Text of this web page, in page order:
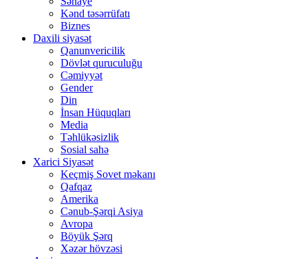
Kənd təsərrüfatı
Biznes
Daxili siyasət
Qanunvericilik
Dövlət quruculuğu
Cəmiyyət
Gender
Din
İnsan Hüquqları
Media
Təhlükəsizlik
Sosial sahə
Xarici Siyasət
Keçmiş Sovet məkanı
Qafqaz
Amerika
Cənub-Şərqi Asiya
Avropa
Böyük Şərq
Xəzər hövzəsi